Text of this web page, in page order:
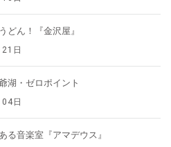
どん！『金沢屋』
日
湖・ゼロポイント
日
る音楽室『アマデウス』